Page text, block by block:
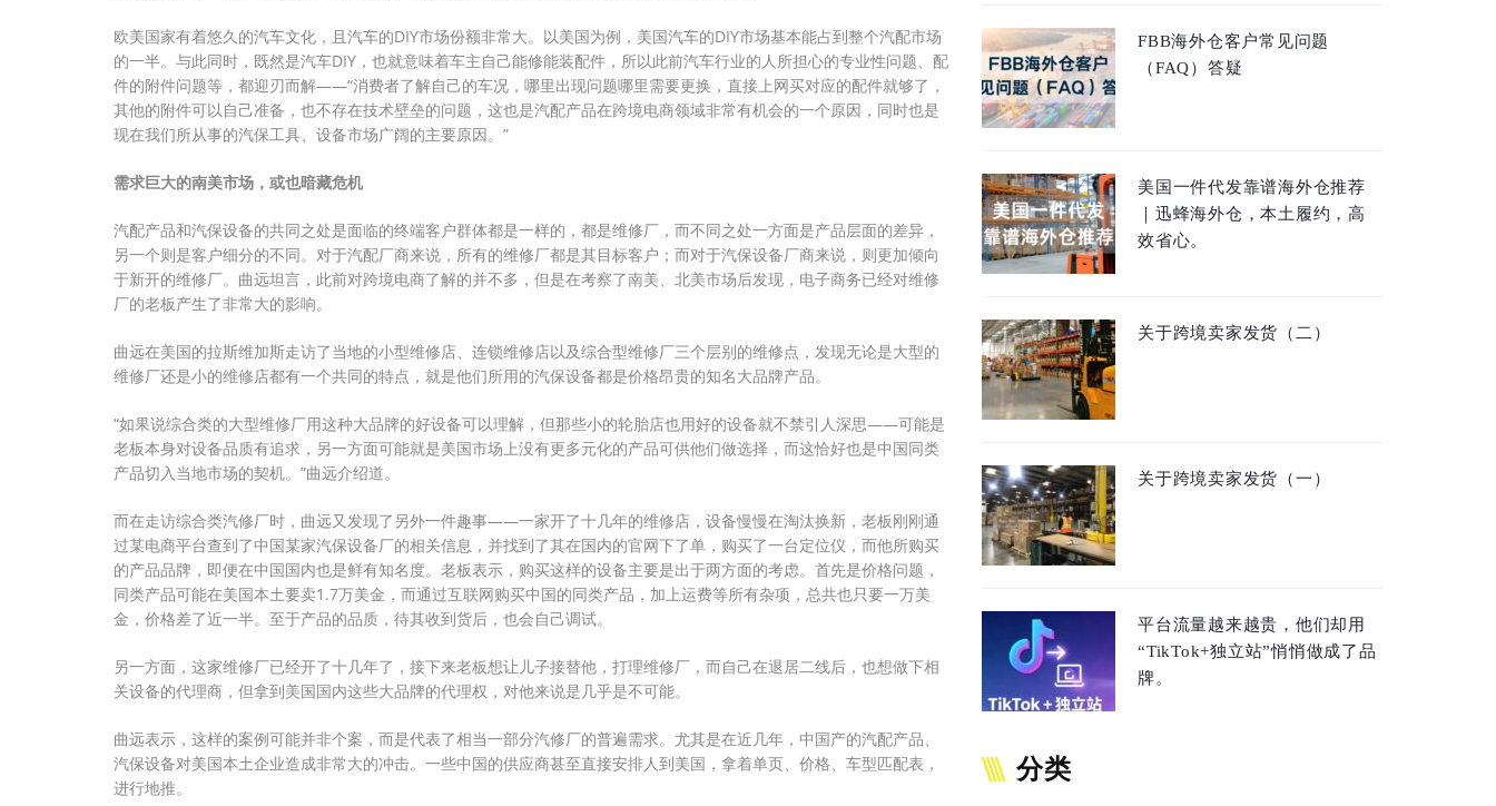
欧美国家有着悠久的汽车文化，且汽车的DIY市场份额非常大。以美国为例，美国汽车的DIY市场基本能占到整个汽配市场
的一半。与此同时，既然是汽车DIY，也就意味着车主自己能修能装配件，所以此前汽车行业的人所担心的专业性问题、配
件的附件问题等，都迎刃而解——“消费者了解自己的车况，哪里出现问题哪里需要更换，直接上网买对应的配件就够了，
其他的附件可以自己准备，也不存在技术壁垒的问题，这也是汽配产品在跨境电商领域非常有机会的一个原因，同时也是
现在我们所从事的汽保工具、设备市场广阔的主要原因。”
需求巨大的南美市场，或也暗藏危机
汽配产品和汽保设备的共同之处是面临的终端客户群体都是一样的，都是维修厂，而不同之处一方面是产品层面的差异，
另一个则是客户细分的不同。对于汽配厂商来说，所有的维修厂都是其目标客户；而对于汽保设备厂商来说，则更加倾向
于新开的维修厂。曲远坦言，此前对跨境电商了解的并不多，但是在考察了南美、北美市场后发现，电子商务已经对维修
厂的老板产生了非常大的影响。
曲远在美国的拉斯维加斯走访了当地的小型维修店、连锁维修店以及综合型维修厂三个层别的维修点，发现无论是大型的
维修厂还是小的维修店都有一个共同的特点，就是他们所用的汽保设备都是价格昂贵的知名大品牌产品。
“如果说综合类的大型维修厂用这种大品牌的好设备可以理解，但那些小的轮胎店也用好的设备就不禁引人深思——可能是
老板本身对设备品质有追求，另一方面可能就是美国市场上没有更多元化的产品可供他们做选择，而这恰好也是中国同类
产品切入当地市场的契机。”曲远介绍道。
而在走访综合类汽修厂时，曲远又发现了另外一件趣事——一家开了十几年的维修店，设备慢慢在淘汰换新，老板刚刚通
过某电商平台查到了中国某家汽保设备厂的相关信息，并找到了其在国内的官网下了单，购买了一台定位仪，而他所购买
的产品品牌，即便在中国国内也是鲜有知名度。老板表示，购买这样的设备主要是出于两方面的考虑。首先是价格问题，
同类产品可能在美国本土要卖1.7万美金，而通过互联网购买中国的同类产品，加上运费等所有杂项，总共也只要一万美
金，价格差了近一半。至于产品的品质，待其收到货后，也会自己调试。
另一方面，这家维修厂已经开了十几年了，接下来老板想让儿子接替他，打理维修厂，而自己在退居二线后，也想做下相
关设备的代理商，但拿到美国国内这些大品牌的代理权，对他来说是几乎是不可能。
曲远表示，这样的案例可能并非个案，而是代表了相当一部分汽修厂的普遍需求。尤其是在近几年，中国产的汽配产品、
汽保设备对美国本土企业造成非常大的冲击。一些中国的供应商甚至直接安排人到美国，拿着单页、价格、车型匹配表，
进行地推。
FBB海外仓客户常见问题
（FAQ）答疑
美国一件代发靠谱海外仓推荐
｜迅蜂海外仓，本土履约，高
效省心。
关于跨境卖家发货（二）
关于跨境卖家发货（一）
平台流量越来越贵，他们却用
“TikTok+独立站”悄悄做成了品
牌。
分类